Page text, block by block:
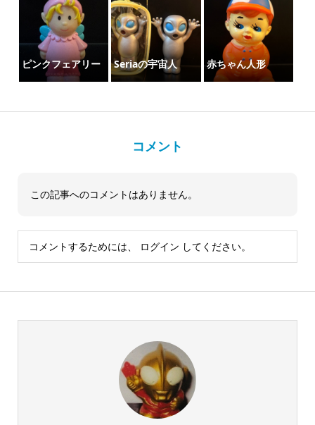
ピンクフェアリー Seriaの宇宙人 赤ちゃん人形
コメント
この記事へのコメントはありません。
コメントするためには、 ログイン してください。